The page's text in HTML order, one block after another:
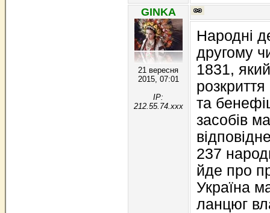
GINKA
21 вересня
2015, 07:01
IP:
212.55.74.xxx
Народні
другому
1831,
розкриття
та
засобів
237
йде про
Україна
ланцюг